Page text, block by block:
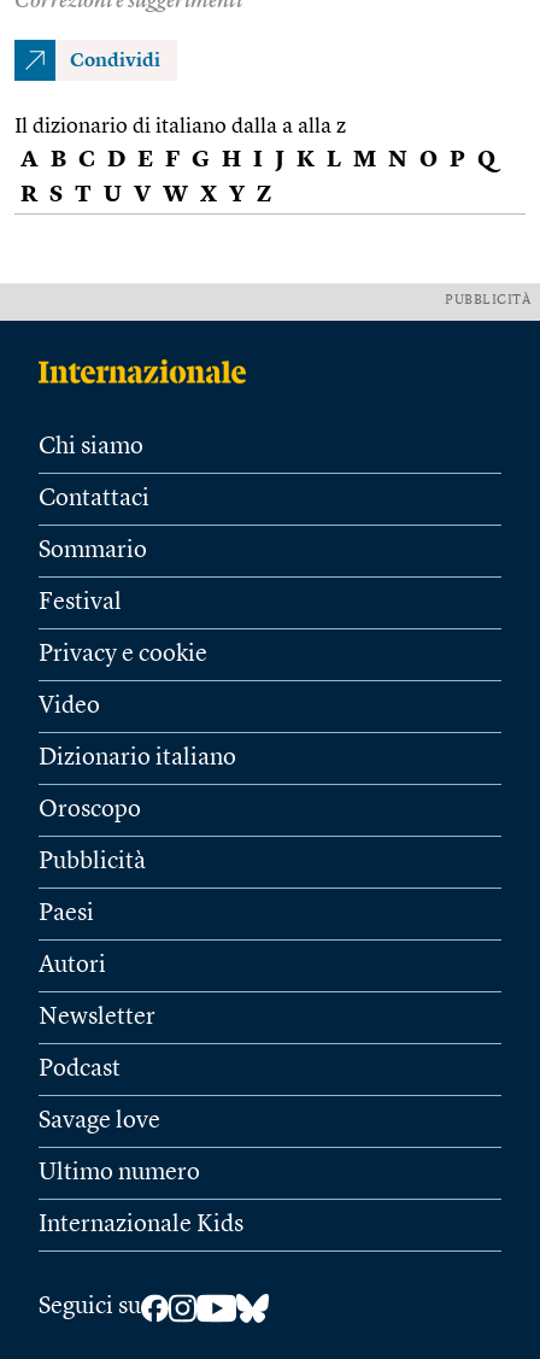
Condividi
Il dizionario di italiano dalla a alla z
A B C D E F G H I J K L M N O P Q
R S T U V W X Y Z
PUBBLICITÀ
Chi siamo
Contattaci
Sommario
Festival
Privacy e cookie
Video
Dizionario italiano
Oroscopo
Pubblicità
Paesi
Autori
Newsletter
Podcast
Savage love
Ultimo numero
Internazionale Kids
Seguici su